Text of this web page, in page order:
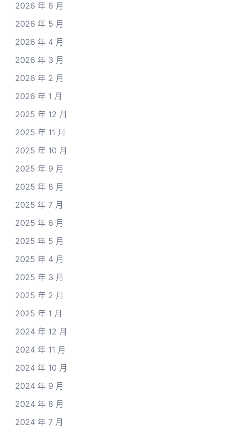
2026 年 6 月
2026 年 5 月
2026 年 4 月
2026 年 3 月
2026 年 2 月
2026 年 1 月
2025 年 12 月
2025 年 11 月
2025 年 10 月
2025 年 9 月
2025 年 8 月
2025 年 7 月
2025 年 6 月
2025 年 5 月
2025 年 4 月
2025 年 3 月
2025 年 2 月
2025 年 1 月
2024 年 12 月
2024 年 11 月
2024 年 10 月
2024 年 9 月
2024 年 8 月
2024 年 7 月